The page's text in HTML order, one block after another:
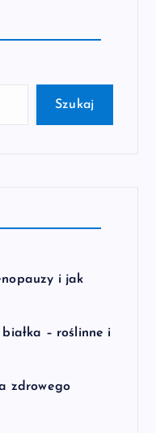
Szukaj
i jak
– roślinne i
zdrowego